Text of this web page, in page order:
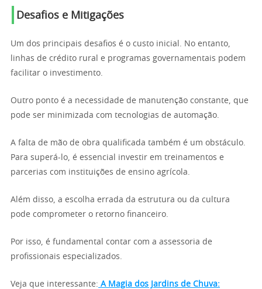
Desafios e Mitigações
Um dos principais desafios é o custo inicial. No entanto,
linhas de crédito rural e programas governamentais podem
facilitar o investimento.
Outro ponto é a necessidade de manutenção constante, que
pode ser minimizada com tecnologias de automação.
A falta de mão de obra qualificada também é um obstáculo.
Para superá-lo, é essencial investir em treinamentos e
parcerias com instituições de ensino agrícola.
Além disso, a escolha errada da estrutura ou da cultura
pode comprometer o retorno financeiro.
Por isso, é fundamental contar com a assessoria de
profissionais especializados.
Veja que interessante: A Magia dos Jardins de Chuva: